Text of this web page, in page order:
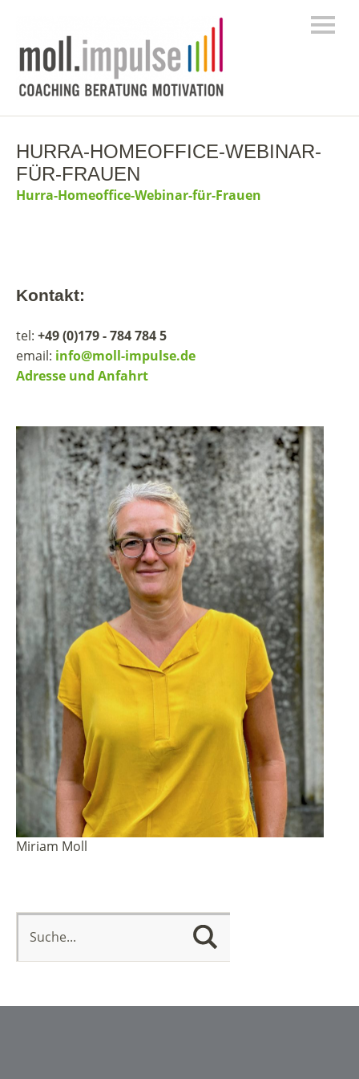
HURRA-HOMEOFFICE-WEBINAR-
FÜR-FRAUEN
Hurra-Homeoffice-Webinar-für-Frauen
Kontakt:
tel: +49 (0)179 - 784 784 5
email: info@moll-impulse.de
Adresse und Anfahrt
Miriam Moll